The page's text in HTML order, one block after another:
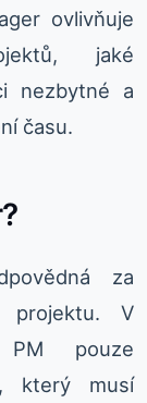
ovlivňuje
jaké
nezbytné a
času.
za
projektu. V
PM pouze
který musí